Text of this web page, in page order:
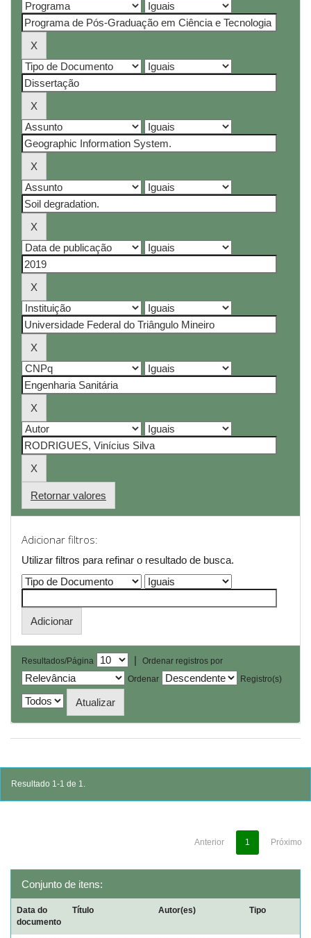
Retornar valores
Adicionar filtros:
Utilizar filtros para refinar o resultado de busca.
Resultados/Página |
Ordenar registros por
Ordenar
Registro(s)
Resultado 1-1 de 1.
Anterior 1 Próximo
Conjunto de itens:
Data do
documento
Título Autor(es) Tipo